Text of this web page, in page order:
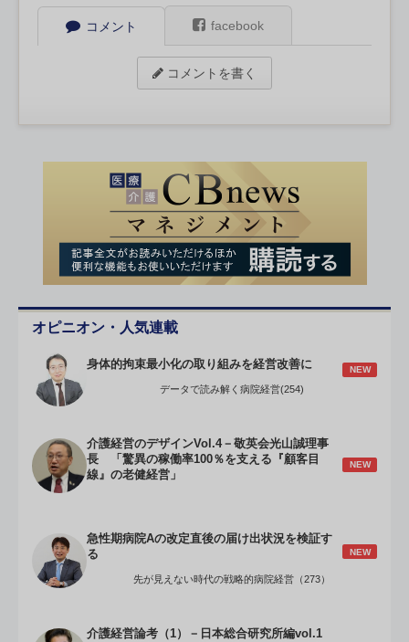
コメント facebook
コメントを書く
オピニオン・人気連載
身体的拘束最小化の取り組みを経営改善に NEW
データで読み解く病院経営(254)
介護経営のデザインVol.4－敬英会光山誠理事
長 「驚異の稼働率100％を支える『顧客目
線』の老健経営」
NEW
急性期病院Aの改定直後の届け出状況を検証す
る
NEW
先が見えない時代の戦略的病院経営（273）
介護経営論考（1）－日本総合研究所編vol.1